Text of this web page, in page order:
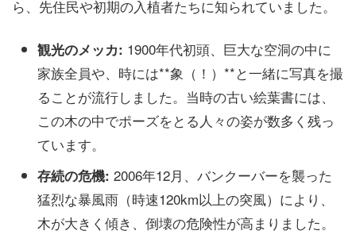
ら、先住民や初期の入植者たちに知られていました。
観光のメッカ: 1900年代初頭、巨大な空洞の中に
家族全員や、時には**象（！）**と一緒に写真を撮
ることが流行しました。当時の古い絵葉書には、
この木の中でポーズをとる人々の姿が数多く残っ
ています。
存続の危機: 2006年12月、バンクーバーを襲った
猛烈な暴風雨（時速120km以上の突風）により、
木が大きく傾き、倒壊の危険性が高まりました。